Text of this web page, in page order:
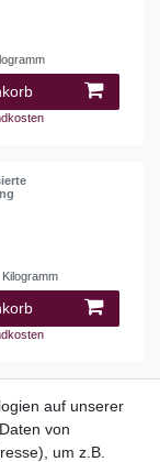
auf unserer
von
um z.B.